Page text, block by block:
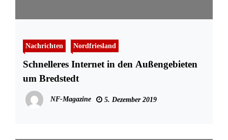
Nachrichten Nordfriesland
Schnelleres Internet in den Außengebieten
um Bredstedt
NF-Magazine 5. Dezember 2019